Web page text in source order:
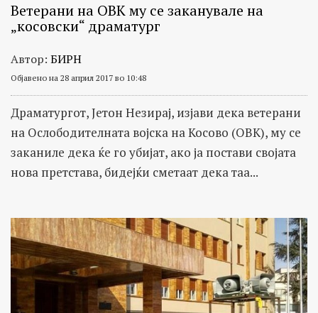
Ветерани на ОВК му се заканувале на
„косовски“ драматург
Автор: БИРН
Објавено на 28 април 2017 во 10:48
Драматургот, Јетон Незирај, изјави дека ветерани
на Ослободителната војска на Косово (ОВК), му се
заканиле дека ќе го убијат, ако ја постави својата
нова претстава, бидејќи сметаат дека таа...